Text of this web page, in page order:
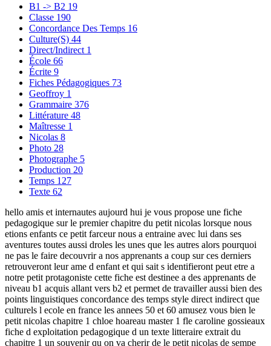
B1 -> B2 19
Classe 190
Concordance Des Temps 16
Culture(S) 44
Direct/Indirect 1
École 66
Écrite 9
Fiches Pédagogiques 73
Geoffroy 1
Grammaire 376
Littérature 48
Maîtresse 1
Nicolas 8
Photo 28
Photographe 5
Production 20
Temps 127
Texte 62
hello amis et internautes aujourd hui je vous propose une fiche
pedagogique sur le premier chapitre du petit nicolas lorsque nous
etions enfants ce petit farceur nous a entraine avec lui dans ses
aventures toutes aussi droles les unes que les autres alors pourquoi
ne pas le faire decouvrir a nos apprenants a coup sur ces derniers
retrouveront leur ame d enfant et qui sait s identifieront peut etre a
notre petit protagoniste cette fiche est destinee a des apprenants de
niveau b1 acquis allant vers b2 et permet de travailler aussi bien des
points linguistiques concordance des temps style direct indirect que
culturels l ecole en france les annees 50 et 60 amusez vous bien le
petit nicolas chapitre 1 chloe hoareau master 1 fle caroline gossieaux
fiche d exploitation pedagogique d un texte litteraire extrait du
chapitre 1 un souvenir qu on va cherir de le petit nicolas de sempe